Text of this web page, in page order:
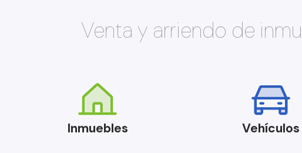
Venta y arriendo de
Inmuebles Vehículos